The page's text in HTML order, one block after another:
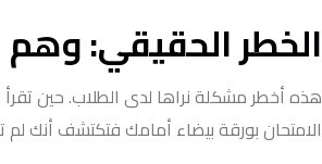
الخطر الحقيقي:
هذه أخطر مشكلة نراها لدى الطلاب. حين تقرأ
الامتحان بورقة بيضاء أمامك فتكتشف أنك